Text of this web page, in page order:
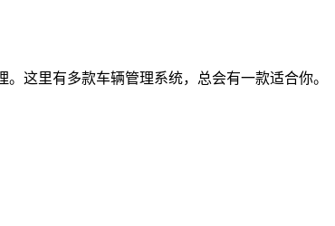
这里有多款车辆管理系统，总会有一款适合你。